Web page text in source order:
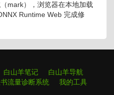
mark），浏览器在本地加载
Runtime Web 完成修
白山羊笔记
白山羊导航
流量诊断系统 我的工具